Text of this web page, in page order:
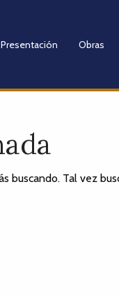
Presentación Obras
buscando. Tal vez